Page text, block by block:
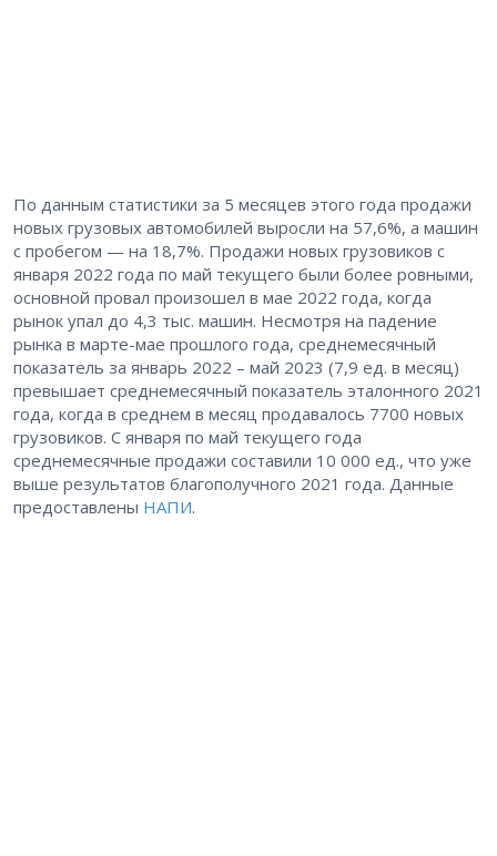
По данным статистики за 5 месяцев этого года продажи
новых грузовых автомобилей выросли на 57,6%, а машин
с пробегом — на 18,7%. Продажи новых грузовиков с
января 2022 года по май текущего были более ровными,
основной провал произошел в мае 2022 года, когда
рынок упал до 4,3 тыс. машин. Несмотря на падение
рынка в марте-мае прошлого года, среднемесячный
показатель за январь 2022 – май 2023 (7,9 ед. в месяц)
превышает среднемесячный показатель эталонного 2021
года, когда в среднем в месяц продавалось 7700 новых
грузовиков. С января по май текущего года
среднемесячные продажи составили 10 000 ед., что уже
выше результатов благополучного 2021 года. Данные
предоставлены НАПИ.